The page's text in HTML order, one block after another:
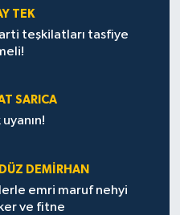
TEK
teşkilatları tasfiye
SARICA
DEMIRHAN
emri maruf nehyi
ve fitne